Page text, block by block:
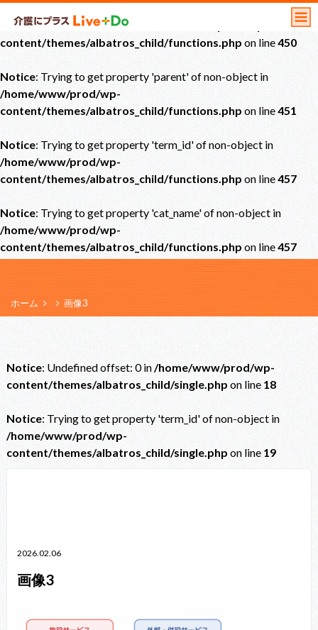
Notice: Undefined offset: 0 in
content/themes/albatros_child/functions.php on line450
Notice: Trying to get property 'parent' of non-object in
/home/www/prod/wp-
content/themes/albatros_child/functions.php on line451
Notice: Trying to get property 'term_id' of non-object in
/home/www/prod/wp-
content/themes/albatros_child/functions.php on line457
Notice: Trying to get property 'cat_name' of non-object in
/home/www/prod/wp-
content/themes/albatros_child/functions.php on line457
ホーム 画像3
Notice: Undefined offset: 0 in/home/www/prod/wp-
content/themes/albatros_child/single.php on line 18
Notice: Trying to get property 'term_id' of non-object in
/home/www/prod/wp-
content/themes/albatros_child/single.php on line 19
2026.02.06
画像3